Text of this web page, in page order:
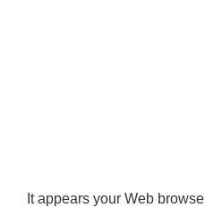
It appears your Web